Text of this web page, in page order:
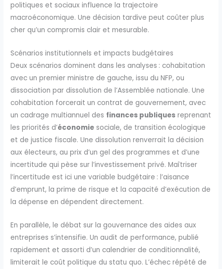
politiques et sociaux influence la trajectoire
macroéconomique. Une décision tardive peut coûter plus
cher qu’un compromis clair et mesurable.
Scénarios institutionnels et impacts budgétaires
Deux scénarios dominent dans les analyses : cohabitation
avec un premier ministre de gauche, issu du NFP, ou
dissociation par dissolution de l’Assemblée nationale. Une
cohabitation forcerait un contrat de gouvernement, avec
un cadrage multiannuel des finances publiques reprenant
les priorités d’économie sociale, de transition écologique
et de justice fiscale. Une dissolution renverrait la décision
aux électeurs, au prix d’un gel des programmes et d’une
incertitude qui pèse sur l’investissement privé. Maîtriser
l’incertitude est ici une variable budgétaire : l’aisance
d’emprunt, la prime de risque et la capacité d’exécution de
la dépense en dépendent directement.
En parallèle, le débat sur la gouvernance des aides aux
entreprises s’intensifie. Un audit de performance, publié
rapidement et assorti d’un calendrier de conditionnalité,
limiterait le coût politique du statu quo. L’échec répété de